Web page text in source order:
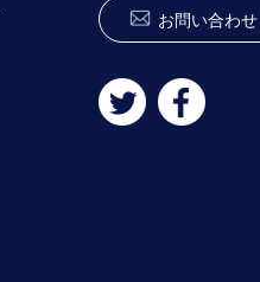
お問い合わせ